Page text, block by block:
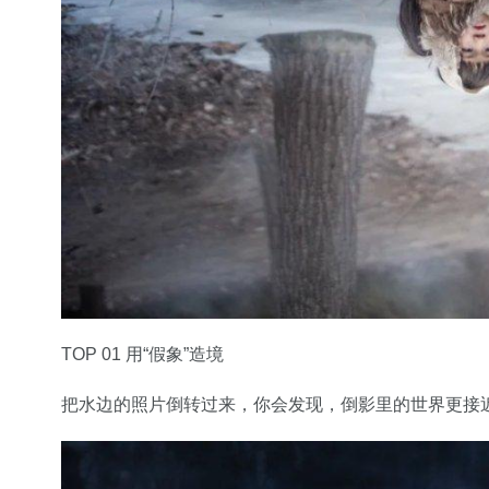
TOP 01 用“假象”造境
把水边的照片倒转过来，你会发现，倒影里的世界更接